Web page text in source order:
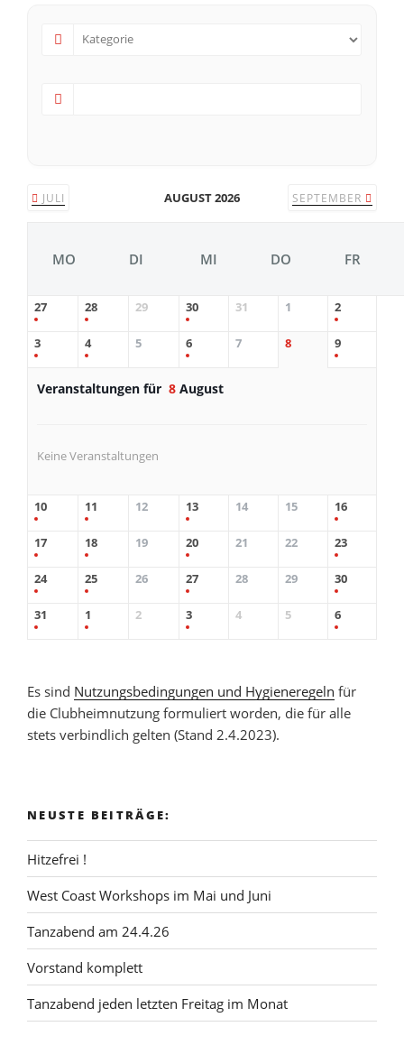
JULI AUGUST 2026 SEPTEMBER
MO DI MI DO FR
27 28 29 30 31 1 2
3 4 5 6 7 8 9
Veranstaltungen für 8 August
Keine Veranstaltungen
10 11 12 13 14 15 16
17 18 19 20 21 22 23
24 25 26 27 28 29 30
31 1 2 3 4 5 6
Es sind Nutzungsbedingungen und Hygieneregeln für
die Clubheimnutzung formuliert worden, die für alle
stets verbindlich gelten (Stand 2.4.2023).
NEUSTE BEITRÄGE:
Hitzefrei !
West Coast Workshops im Mai und Juni
Tanzabend am 24.4.26
Vorstand komplett
Tanzabend jeden letzten Freitag im Monat